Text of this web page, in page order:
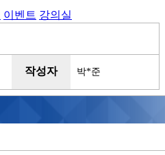
이벤트 강의실
작성자 박*준